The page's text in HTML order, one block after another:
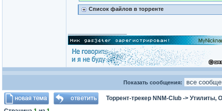
Список файлов в торренте
Показать сообщения:
Торрент-трекер NNM-Club -> Утилиты,